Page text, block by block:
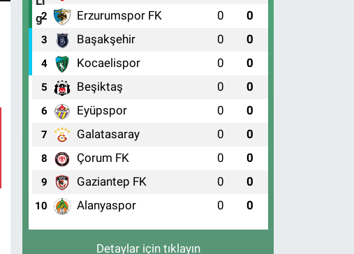
2 Erzurumspor FK 0 0
3 Başakşehir 0 0
4 Kocaelispor 0 0
5 Beşiktaş 0 0
6 Eyüpspor 0 0
7 Galatasaray 0 0
8 Çorum FK 0 0
9 Gaziantep FK 0 0
10 Alanyaspor 0 0
Detaylar için tıklayın